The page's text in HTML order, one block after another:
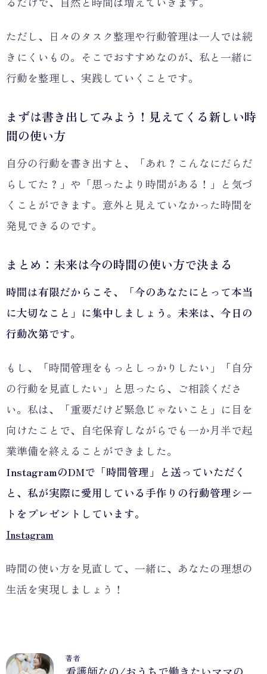
ただし、日々のタスク整理や行動管理は一人では続
きにくいもの。そこでおすすめなのが、私と一緒に
行動を整理し、実践していくことです。
まずは書き出してみよう！見えてくる新しい時
間の使い方
自分の行動を書き出すと、「あれ？こんなにだらだ
らしてた？」や「思ったより時間がある！」と気づ
くことができます。意外と見えていなかった時間を
発見できるのです。
まとめ：未来は今の時間の使い方で決まる
時間は有限だからこそ、「今のあなたにとって本当
に大切なこと」に集中しましょう。未来は、今日の
行動次第です。
もし、「時間管理をもっとしっかりしたい」「自分
の行動を見直したい」と思ったら、ご相談くださ
い。私は、「重要だけど緊急じゃないこと」に目を
向けたことで、自宅保育しながらでも一か月半で起
業準備を終えることができました。
InstagramのDMで「時間管理」と送っていただく
と、私が実際に愛用している手作りの行動管理シー
トをプレゼントしています。
Instagram
時間の使い方を見直して、一緒に、あなたの理想の
生活を実現しましょう！
著者
看護師なの/おうちで働きたいママの